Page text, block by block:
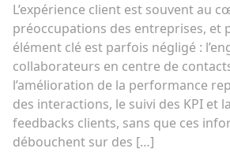
L’expérience client est souvent au
préoccupations des entreprises, et
élément clé est parfois négligé :
collaborateurs en centre de
l’amélioration de la performance
des interactions, le suivi des KPI et
feedbacks clients, sans que ces
débouchent sur des […]